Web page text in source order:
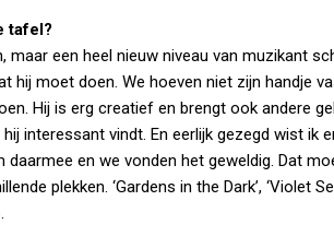
tafel?
maar een heel nieuw niveau van muzikant
hij moet doen. We hoeven niet zijn handje
Hij is erg creatief en brengt ook andere
interessant vindt. En eerlijk gezegd wist ik
en we vonden het geweldig. Dat
plekken. ‘Gardens in the Dark’, ‘Violet